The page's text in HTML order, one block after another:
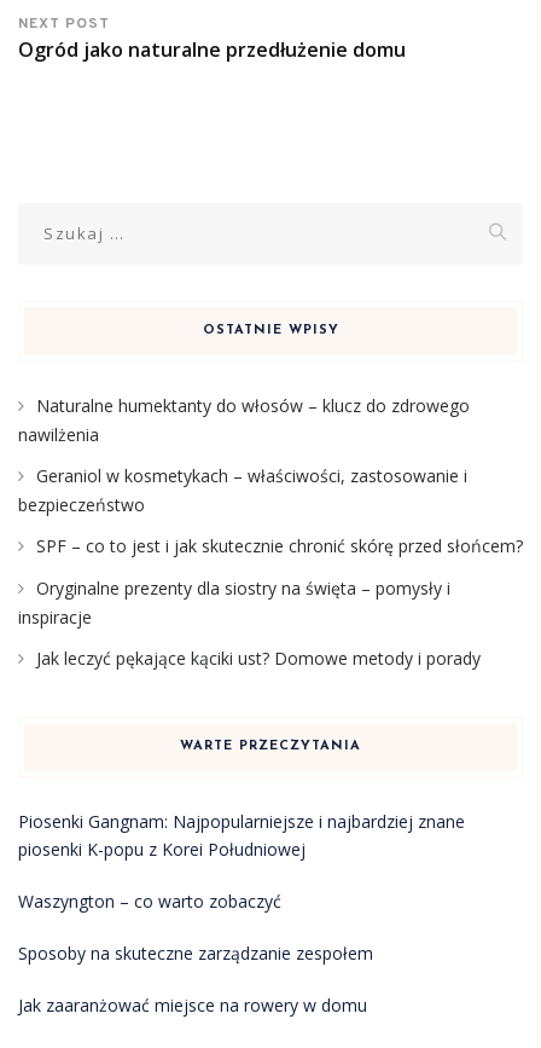
NEXT POST
Ogród jako naturalne przedłużenie domu
OSTATNIE WPISY
Naturalne humektanty do włosów – klucz do zdrowego
nawilżenia
Geraniol w kosmetykach – właściwości, zastosowanie i
bezpieczeństwo
SPF – co to jest i jak skutecznie chronić skórę przed słońcem?
Oryginalne prezenty dla siostry na święta – pomysły i
inspiracje
Jak leczyć pękające kąciki ust? Domowe metody i porady
WARTE PRZECZYTANIA
Piosenki Gangnam: Najpopularniejsze i najbardziej znane
piosenki K-popu z Korei Południowej
Waszyngton – co warto zobaczyć
Sposoby na skuteczne zarządzanie zespołem
Jak zaaranżować miejsce na rowery w domu